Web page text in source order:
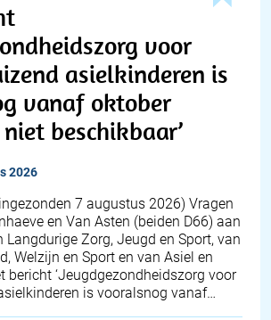
voor
asielkinderen is
vanaf oktober
beschikbaar’
2026
7 augustus 2026) Vragen
en Van Asten (beiden D66) aan
Langdurige Zorg, Jeugd en Sport, van
Welzijn en Sport en van Asiel en
bericht ‘Jeugdgezondheidszorg voor
is vooralsnog vanaf…